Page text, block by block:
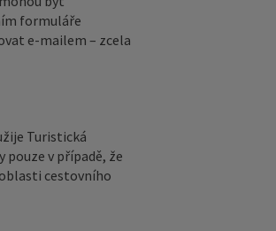
formuláře
e‑mailem – zcela
Turistická
pouze v případě, že
cestovního